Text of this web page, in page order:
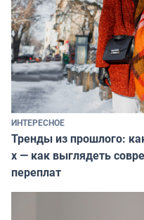
ИНТЕРЕСНОЕ
Тренды из прошлого:
х — как выглядеть
переплат